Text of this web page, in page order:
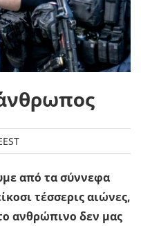
από τα σύννεφα
τέσσερις αιώνες,
ανθρώπινο δεν μας